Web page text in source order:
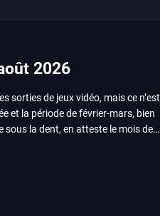
2026
sorties de jeux vidéo, mais ce n’est
et la période de février-mars, bien
sous la dent, en atteste le mois de
Game Freak sait faire autre